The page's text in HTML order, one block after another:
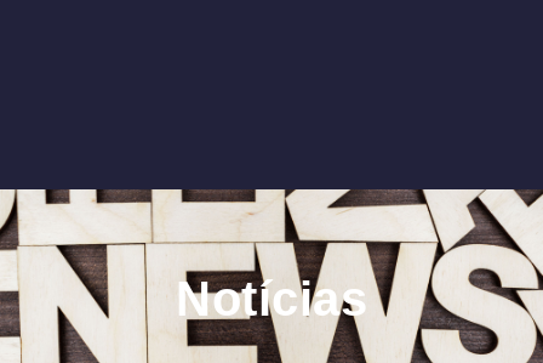
Notícias